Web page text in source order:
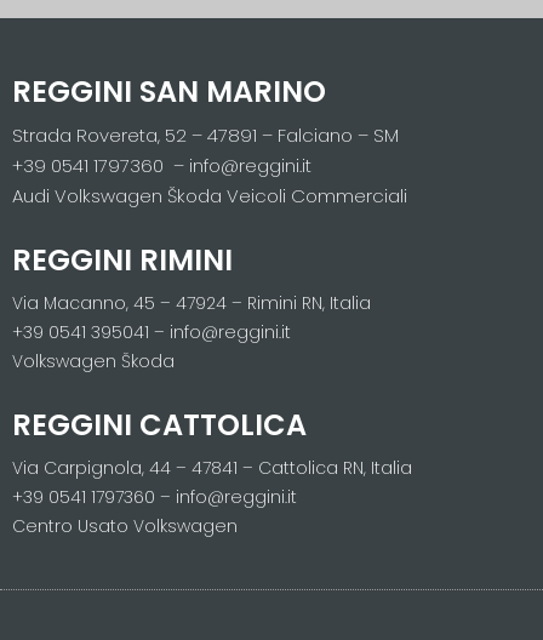
REGGINI SAN MARINO
Strada Rovereta, 52 – 47891 – Falciano – SM
+39 0541 1797360 – info@reggini.it
Audi Volkswagen Škoda Veicoli Commerciali
REGGINI RIMINI
Via Macanno, 45 – 47924 – Rimini RN, Italia
+39 0541 395041 – info@reggini.it
Volkswagen Škoda
REGGINI CATTOLICA
Via Carpignola, 44 – 47841 – Cattolica RN, Italia
+39 0541 1797360 – info@reggini.it
Centro Usato Volkswagen